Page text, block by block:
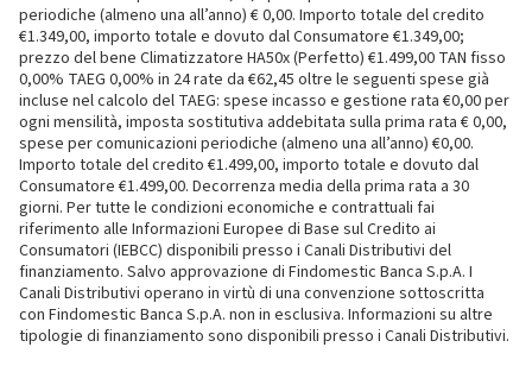
periodiche (almeno una all’anno) € 0,00. Importo totale del credito
€1.349,00, importo totale e dovuto dal Consumatore €1.349,00;
prezzo del bene Climatizzatore HA50x (Perfetto) €1.499,00 TAN fisso
0,00% TAEG 0,00% in 24 rate da €62,45 oltre le seguenti spese già
incluse nel calcolo del TAEG: spese incasso e gestione rata €0,00 per
ogni mensilità, imposta sostitutiva addebitata sulla prima rata € 0,00,
spese per comunicazioni periodiche (almeno una all’anno) €0,00.
Importo totale del credito €1.499,00, importo totale e dovuto dal
Consumatore €1.499,00. Decorrenza media della prima rata a 30
giorni. Per tutte le condizioni economiche e contrattuali fai
riferimento alle Informazioni Europee di Base sul Credito ai
Consumatori (IEBCC) disponibili presso i Canali Distributivi del
finanziamento. Salvo approvazione di Findomestic Banca S.p.A. I
Canali Distributivi operano in virtù di una convenzione sottoscritta
con Findomestic Banca S.p.A. non in esclusiva. Informazioni su altre
tipologie di finanziamento sono disponibili presso i Canali Distributivi.